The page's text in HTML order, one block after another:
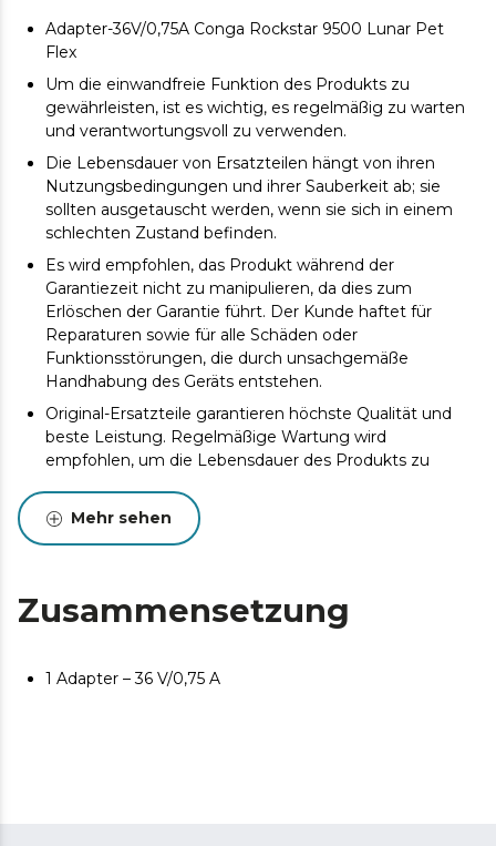
Adapter-36V/0,75A Conga Rockstar 9500 Lunar Pet
Flex
Um die einwandfreie Funktion des Produkts zu
gewährleisten, ist es wichtig, es regelmäßig zu warten
und verantwortungsvoll zu verwenden.
Die Lebensdauer von Ersatzteilen hängt von ihren
Nutzungsbedingungen und ihrer Sauberkeit ab; sie
sollten ausgetauscht werden, wenn sie sich in einem
schlechten Zustand befinden.
Es wird empfohlen, das Produkt während der
Garantiezeit nicht zu manipulieren, da dies zum
Erlöschen der Garantie führt. Der Kunde haftet für
Reparaturen sowie für alle Schäden oder
Funktionsstörungen, die durch unsachgemäße
Handhabung des Geräts entstehen.
Original-Ersatzteile garantieren höchste Qualität und
beste Leistung. Regelmäßige Wartung wird
empfohlen, um die Lebensdauer des Produkts zu
Mehr sehen
Zusammensetzung
1 Adapter – 36 V/0,75 A